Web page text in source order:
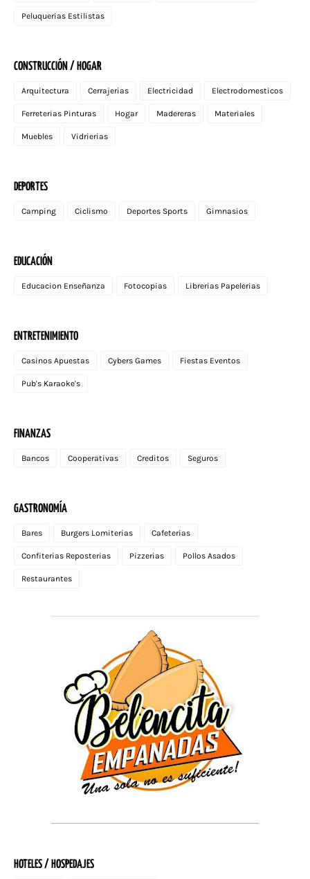
Peluquerias Estilistas
CONSTRUCCIÓN / HOGAR
Arquitectura Cerrajerias Electricidad Electrodomesticos
Ferreterias Pinturas Hogar Madereras Materiales
Muebles Vidrierias
DEPORTES
Camping Ciclismo Deportes Sports Gimnasios
EDUCACIÓN
Educacion Enseñanza Fotocopias Librerias Papelerias
ENTRETENIMIENTO
Casinos Apuestas Cybers Games Fiestas Eventos
Pub's Karaoke's
FINANZAS
Bancos Cooperativas Creditos Seguros
GASTRONOMÍA
Bares Burgers Lomiterias Cafeterias
Confiterias Reposterias Pizzerias Pollos Asados
Restaurantes
HOTELES / HOSPEDAJES